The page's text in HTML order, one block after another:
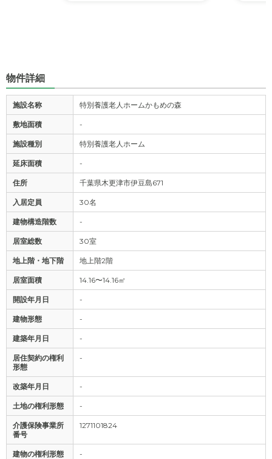
物件詳細
施設名称 特別養護老人ホームかもめの森
敷地面積 -
施設種別 特別養護老人ホーム
延床面積 -
住所 千葉県木更津市伊豆島671
入居定員 30名
建物構造階数 -
居室総数 30室
地上階・地下階 地上階2階
居室面積 14.16〜14.16㎡
開設年月日 -
建物形態 -
建築年月日 -
居住契約の権利
形態
-
改築年月日 -
土地の権利形態 -
介護保険事業所
番号
1271101824
建物の権利形態 -